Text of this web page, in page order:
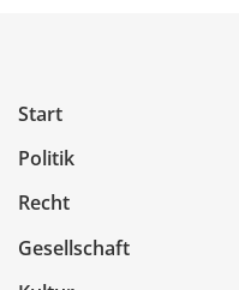
Start
Politik
Recht
Gesellschaft